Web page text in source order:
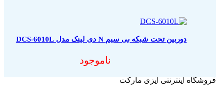
دوربین تحت شبکه بی سیم N دی لینک مدل DCS-6010L
ناموجود
فروشگاه اینترنتی ایزی مارکت